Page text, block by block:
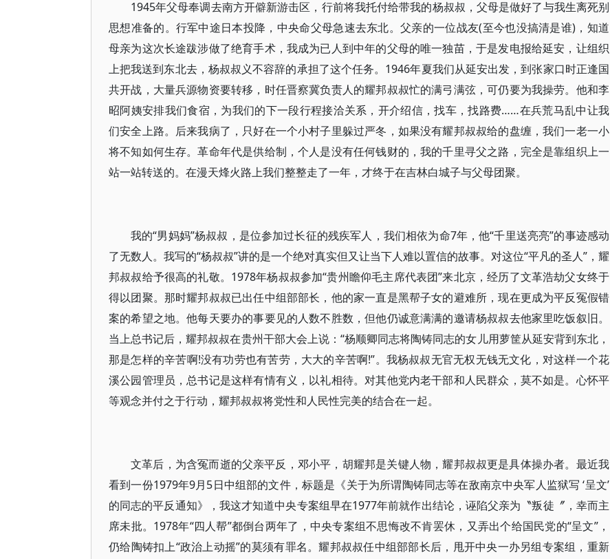
1945年父母奉调去南方开僻新游击区，行前将我托付给带我的杨叔叔，父母是做好了与我生离死别
思想准备的。行军中途日本投降，中央命父母急速去东北。父亲的一位战友(至今也没搞清是谁)，知道
母亲为这次长途跋涉做了绝育手术，我成为已人到中年的父母的唯一独苗，于是发电报给延安，让组织
上把我送到东北去，杨叔叔义不容辞的承担了这个任务。1946年夏我们从延安出发，到张家口时正逢国
共开战，大量兵源物资要转移，时任晋察冀负责人的耀邦叔叔忙的满弓满弦，可仍要为我操劳。他和李
昭阿姨安排我们食宿，为我们的下一段行程接洽关系，开介绍信，找车，找路费……在兵荒马乱中让我
们安全上路。后来我病了，只好在一个小村子里躲过严冬，如果没有耀邦叔叔给的盘缠，我们一老一小
将不知如何生存。革命年代是供给制，个人是没有任何钱财的，我的千里寻父之路，完全是靠组织上一
站一站转送的。在漫天烽火路上我们整整走了一年，才终于在吉林白城子与父母团聚。
我的“男妈妈”杨叔叔，是位参加过长征的残疾军人，我们相依为命7年，他“千里送亮亮”的事迹感动
了无数人。我写的“杨叔叔”讲的是一个绝对真实但又让当下人难以置信的故事。对这位“平凡的圣人”，耀
邦叔叔给予很高的礼敬。1978年杨叔叔参加“贵州瞻仰毛主席代表团”来北京，经历了文革浩劫父女终于
得以团聚。那时耀邦叔叔已出任中组部部长，他的家一直是黑帮子女的避难所，现在更成为平反冤假错
案的希望之地。他每天要办的事要见的人数不胜数，但他仍诚意满满的邀请杨叔叔去他家里吃饭叙旧。
当上总书记后，耀邦叔叔在贵州干部大会上说：“杨顺卿同志将陶铸同志的女儿用萝筐从延安背到东北，
那是怎样的辛苦啊!没有功劳也有苦劳，大大的辛苦啊!”。我杨叔叔无官无权无钱无文化，对这样一个花
溪公园管理员，总书记是这样有情有义，以礼相待。对其他党内老干部和人民群众，莫不如是。心怀平
等观念并付之于行动，耀邦叔叔将党性和人民性完美的结合在一起。
文革后，为含冤而逝的父亲平反，邓小平，胡耀邦是关键人物，耀邦叔叔更是具体操办者。最近我
看到一份1979年9月5日中组部的文件，标题是《关于为所谓陶铸同志等在敌南京中央军人监狱写 ‘呈文’
的同志的平反通知》，我这才知道中央专案组早在1977年前就作出结论，诬陷父亲为〝叛徒〞，幸而主
席未批。1978年“四人帮”都倒台两年了，中央专案组不思悔改不肯罢休，又弄出个给国民党的“呈文”，
仍给陶铸扣上“政治上动摇”的莫须有罪名。耀邦叔叔任中组部部长后，甩开中央一办另组专案组，重新